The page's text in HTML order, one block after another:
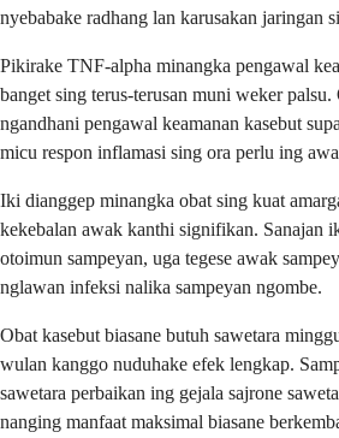
nyebabake radhang lan karusakan jaringan
Pikirake TNF-alpha minangka pengawal
banget sing terus-terusan muni weker
ngandhani pengawal keamanan kasebut
micu respon inflamasi sing ora perlu ing
Iki dianggep minangka obat sing kuat
kekebalan awak kanthi signifikan. Sanajan
otoimun sampeyan, uga tegese awak
nglawan infeksi nalika sampeyan ngombe.
Obat kasebut biasane butuh sawetara
wulan kanggo nuduhake efek lengkap.
sawetara perbaikan ing gejala sajrone
nanging manfaat maksimal biasane